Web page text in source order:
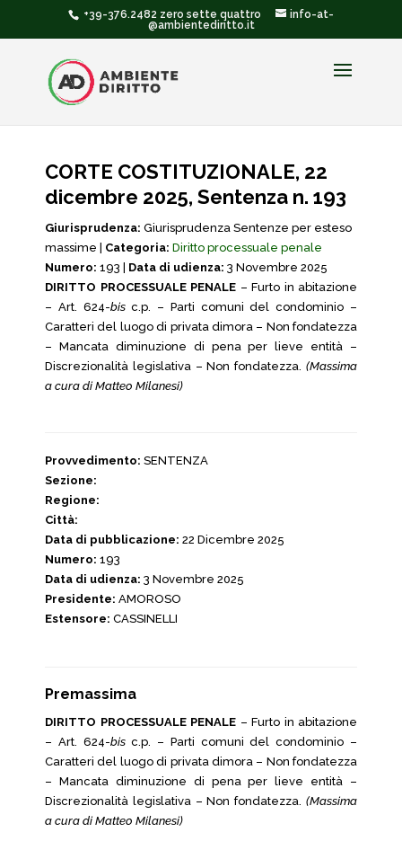
+39-376.2482 zero sette quattro
info-at-
@ambientediritto.it
CORTE COSTITUZIONALE, 22
dicembre 2025, Sentenza n. 193
Giurisprudenza: Giurisprudenza Sentenze per esteso
massime | Categoria: Diritto processuale penale
Numero: 193 | Data di udienza: 3 Novembre 2025
DIRITTO PROCESSUALE PENALE – Furto in abitazione
– Art. 624-bisc.p. – Parti comuni del condominio –
Caratteri del luogo di privata dimora – Non fondatezza
– Mancata diminuzione di pena per lieve entità –
Discrezionalità legislativa – Non fondatezza. (Massima
a cura di Matteo Milanesi)
Provvedimento: SENTENZA
Sezione:
Regione:
Città:
Data di pubblicazione: 22 Dicembre 2025
Numero: 193
Data di udienza: 3 Novembre 2025
Presidente: AMOROSO
Estensore: CASSINELLI
Premassima
DIRITTO PROCESSUALE PENALE – Furto in abitazione
– Art. 624-bisc.p. – Parti comuni del condominio –
Caratteri del luogo di privata dimora – Non fondatezza
– Mancata diminuzione di pena per lieve entità –
Discrezionalità legislativa – Non fondatezza. (Massima
a cura di Matteo Milanesi)